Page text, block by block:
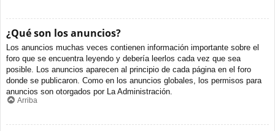
¿Qué son los anuncios?
Los anuncios muchas veces contienen información importante sobre el
foro que se encuentra leyendo y debería leerlos cada vez que sea
posible. Los anuncios aparecen al principio de cada página en el foro
donde se publicaron. Como en los anuncios globales, los permisos para
anuncios son otorgados por La Administración.
Arriba